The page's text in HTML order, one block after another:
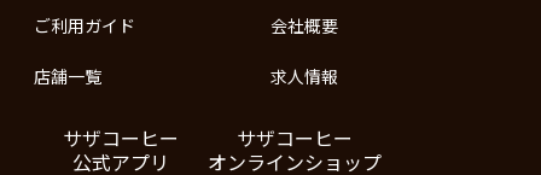
ご利用ガイド
店舗一覧
会社概要
求人情報
サザコーヒー
公式アプリ
サザコーヒー
オンラインショップ